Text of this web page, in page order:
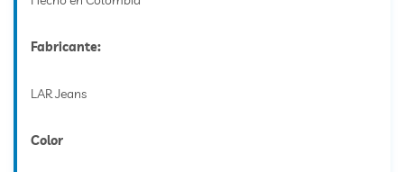
Fabricante:
LAR Jeans
Color